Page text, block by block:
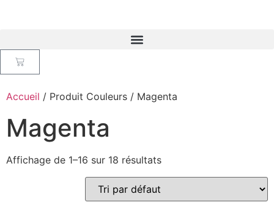
Accueil / Produit Couleurs / Magenta
Magenta
Affichage de 1–16 sur 18 résultats